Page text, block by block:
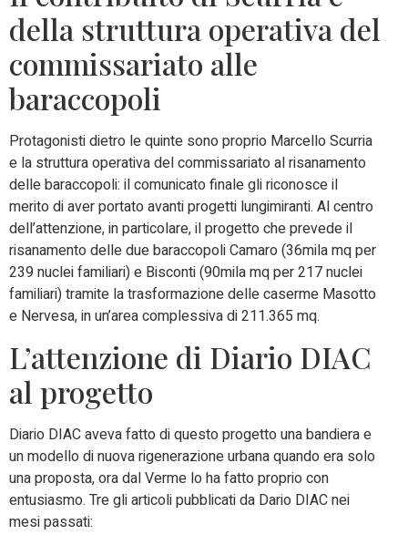
della struttura operativa del
commissariato alle
baraccopoli
Protagonisti dietro le quinte sono proprio Marcello Scurria
e la struttura operativa del commissariato al risanamento
delle baraccopoli: il comunicato finale gli riconosce il
merito di aver portato avanti progetti lungimiranti. Al centro
dell’attenzione, in particolare, il progetto che prevede il
risanamento delle due baraccopoli Camaro (36mila mq per
239 nuclei familiari) e Bisconti (90mila mq per 217 nuclei
familiari) tramite la trasformazione delle caserme Masotto
e Nervesa, in un’area complessiva di 211.365 mq.
L’attenzione di Diario DIAC
al progetto
Diario DIAC aveva fatto di questo progetto una bandiera e
un modello di nuova rigenerazione urbana quando era solo
una proposta, ora dal Verme lo ha fatto proprio con
entusiasmo. Tre gli articoli pubblicati da Dario DIAC nei
mesi passati: